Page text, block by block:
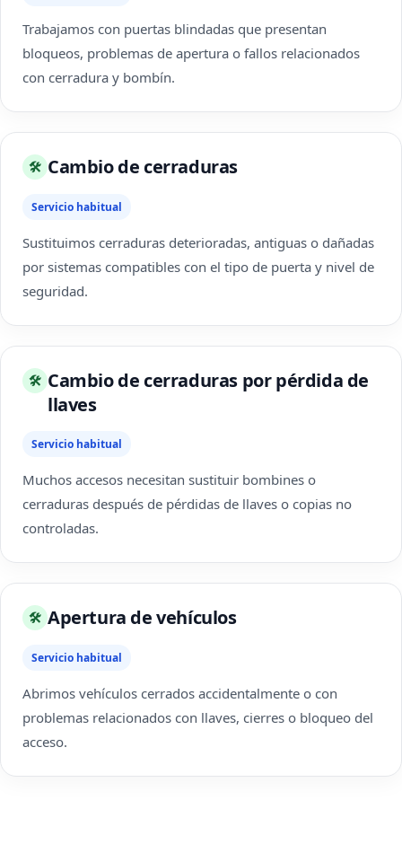
Trabajamos con puertas blindadas que presentan
bloqueos, problemas de apertura o fallos relacionados
con cerradura y bombín.
🛠 Cambio de cerraduras
Servicio habitual
Sustituimos cerraduras deterioradas, antiguas o dañadas
por sistemas compatibles con el tipo de puerta y nivel de
seguridad.
🛠 Cambio de cerraduras por pérdida de
llaves
Servicio habitual
Muchos accesos necesitan sustituir bombines o
cerraduras después de pérdidas de llaves o copias no
controladas.
🛠 Apertura de vehículos
Servicio habitual
Abrimos vehículos cerrados accidentalmente o con
problemas relacionados con llaves, cierres o bloqueo del
acceso.